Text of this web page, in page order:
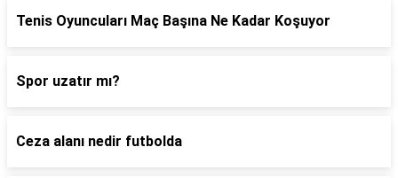
Tenis Oyuncuları Maç Başına Ne Kadar Koşuyor
Spor uzatır mı?
Ceza alanı nedir futbolda